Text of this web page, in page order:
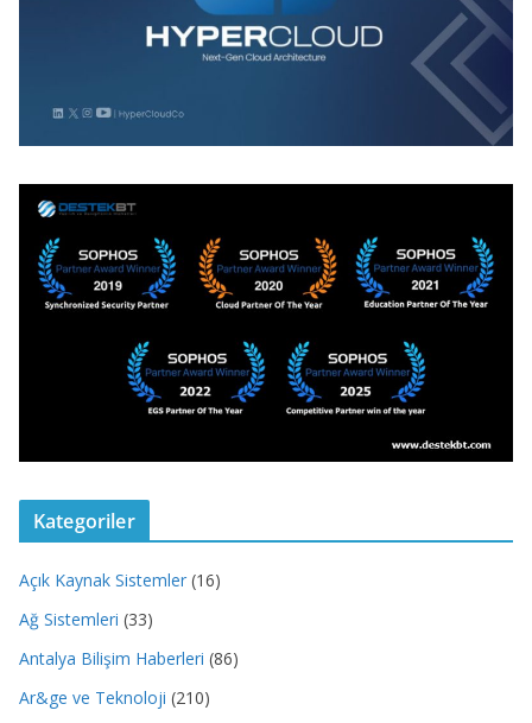
Kategoriler
Açık Kaynak Sistemler (16)
Ağ Sistemleri (33)
Antalya Bilişim Haberleri (86)
Ar&ge ve Teknoloji (210)